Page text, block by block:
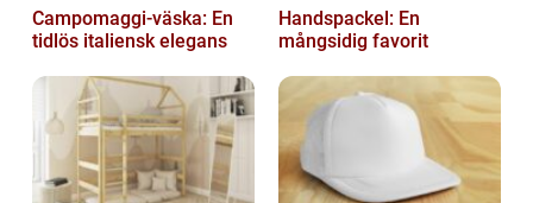
Campomaggi-väska: En
tidlös italiensk elegans
Handspackel: En
mångsidig favorit